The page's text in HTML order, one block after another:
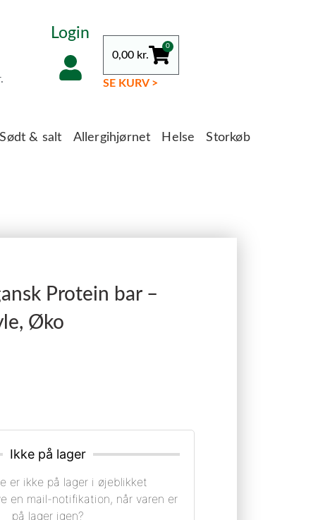
Login
0,00 kr.
0
SE KURV >
Sødt & salt Allergihjørnet Helse Storkøb
Protein bar –
Øko
Ikke på lager
er ikke på lager i øjeblikket
en mail-notifikation, når varen er
på lager igen?